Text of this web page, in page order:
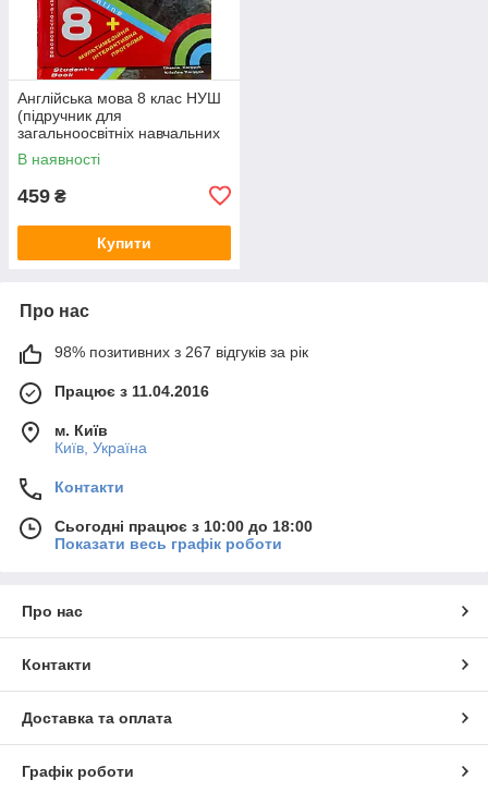
Англійська мова 8 клас НУШ
(підручник для
загальноосвітніх навчальних
середніх закладів з
аудіододатком) Карпюк
В наявності
459 ₴
Купити
Про нас
98% позитивних з 267 відгуків за рік
Працює з 11.04.2016
м. Київ
Київ, Україна
Контакти
Сьогодні працює з 10:00 до 18:00
Показати весь графік роботи
Про нас
Контакти
Доставка та оплата
Графік роботи